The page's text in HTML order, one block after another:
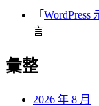
「 WordPress
言
彙整
2026 年 8 月